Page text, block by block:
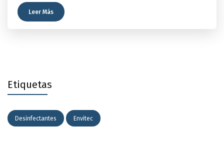
Leer Más
Etiquetas
Desinfectantes Envitec